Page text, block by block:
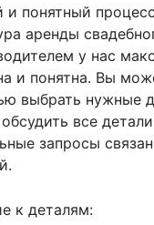
и понятный
аренды
у нас
и понятна. Вы
выбрать нужные
все
запросы
к деталям: